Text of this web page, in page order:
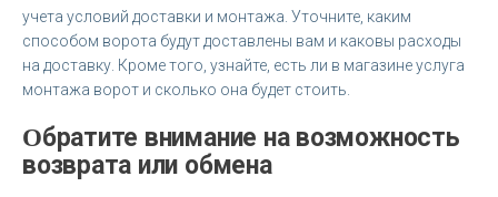
учета условий доставки и монтажа. Уточните, каким
способом ворота будут доставлены вам и каковы расходы
на доставку. Кроме того, узнайте, есть ли в магазине услуга
монтажа ворот и сколько она будет стоить.
Обратите внимание на возможность
возврата или обмена